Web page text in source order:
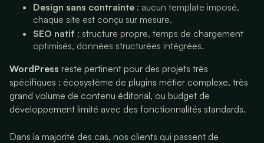
Design sans contrainte : aucun template imposé,
chaque site est conçu sur mesure.
SEO natif : structure propre, temps de chargement
optimisés, données structurées intégrées.
WordPress reste pertinent pour des projets très
spécifiques : écosystème de plugins métier complexe, très
grand volume de contenu éditorial, ou budget de
développement limité avec des fonctionnalités standards.
Dans la majorité des cas, nos clients qui passent de